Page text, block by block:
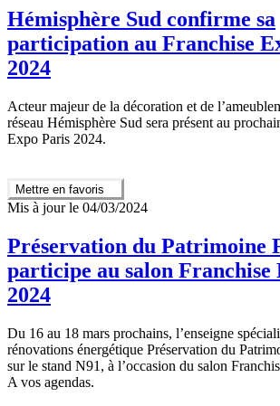
Hémisphère Sud confirme sa
participation au Franchise
2024
Acteur majeur de la décoration et de
réseau Hémisphère Sud sera présent au
Expo Paris 2024.
Mettre en favoris
Mis à jour le 04/03/2024
Préservation du Patrimoine
participe au salon Franchise
2024
Du 16 au 18 mars prochains, l’enseigne
rénovations énergétique Préservation du
sur le stand N91, à l’occasion du salon
A vos agendas.